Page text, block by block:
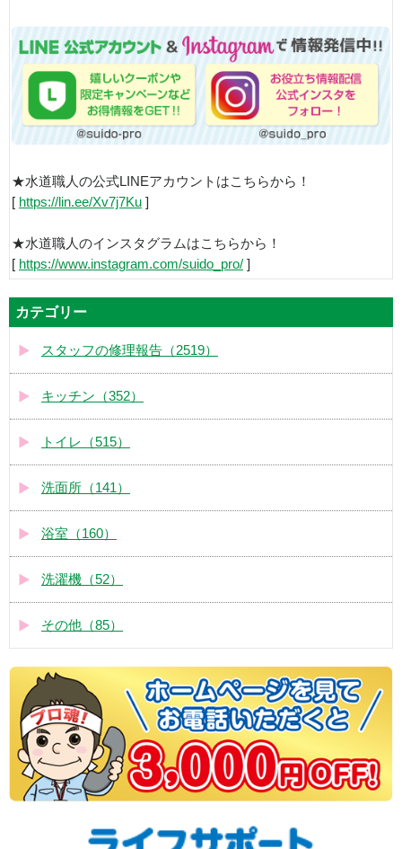
★水道職人の公式LINEアカウントはこちらから！
[ https://lin.ee/Xv7j7Ku ]
★水道職人のインスタグラムはこちらから！
[ https://www.instagram.com/suido_pro/ ]
カテゴリー
スタッフの修理報告（2519）
キッチン（352）
トイレ（515）
洗面所（141）
浴室（160）
洗濯機（52）
その他（85）